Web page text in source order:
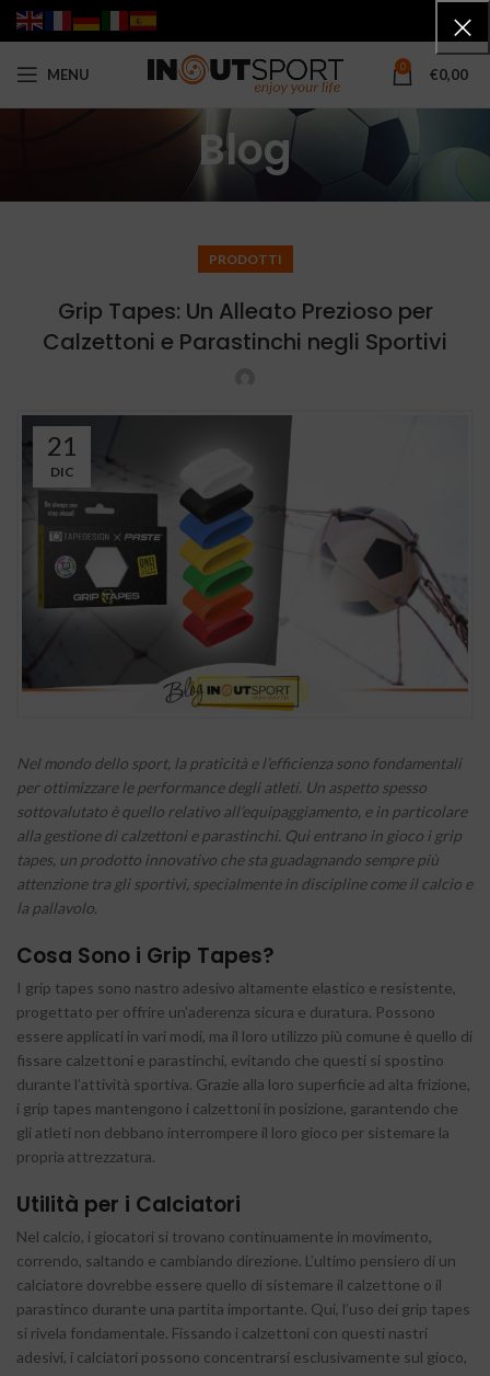
MENU 0 €0,00
Blog
PRODOTTI
Grip Tapes: Un Alleato Prezioso per
Calzettoni e Parastinchi negli Sportivi
21
DIC
Nel mondo dello sport, la praticità e l’efficienza sono fondamentali
per ottimizzare le performance degli atleti. Un aspetto spesso
sottovalutato è quello relativo all’equipaggiamento, e in particolare
alla gestione di calzettoni e parastinchi. Qui entrano in gioco i grip
tapes, un prodotto innovativo che sta guadagnando sempre più
attenzione tra gli sportivi, specialmente in discipline come il calcio e
la pallavolo.
Cosa Sono i Grip Tapes?
I grip tapes sono nastro adesivo altamente elastico e resistente,
progettato per offrire un’aderenza sicura e duratura. Possono
essere applicati in vari modi, ma il loro utilizzo più comune è quello di
fissare calzettoni e parastinchi, evitando che questi si spostino
durante l’attività sportiva. Grazie alla loro superficie ad alta frizione,
i grip tapes mantengono i calzettoni in posizione, garantendo che
gli atleti non debbano interrompere il loro gioco per sistemare la
propria attrezzatura.
Utilità per i Calciatori
Nel calcio, i giocatori si trovano continuamente in movimento,
correndo, saltando e cambiando direzione. L’ultimo pensiero di un
calciatore dovrebbe essere quello di sistemare il calzettone o il
parastinco durante una partita importante. Qui, l’uso dei grip tapes
si rivela fondamentale. Fissando i calzettoni con questi nastri
adesivi, i calciatori possono concentrarsi esclusivamente sul gioco,